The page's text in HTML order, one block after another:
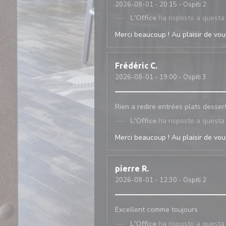
2026-08-01 - 20:15 - Ospiti 2
L'Office ha risposto a
Merci beaucoup ! Au plaisir de
Frédéric C
2026-08-01 - 19:00 - Ospiti 3
Rien a redire entrées plats
L'Office ha risposto a
Merci beaucoup ! Au plaisir de
pierre R
2026-08-01 - 12:30 - Ospiti 2
Excellent comme toujours
L'Office ha risposto a